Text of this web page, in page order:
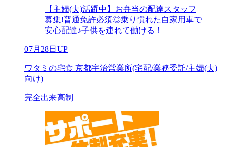
【主婦(夫)活躍中】お弁当の配達スタッフ
募集!普通免許必須◎乗り慣れた自家用車で
安心配達♪子供を連れて働ける！
07月28日UP
ワタミの宅食 京都宇治営業所(宅配/業務委託/主婦(夫)
向け)
完全出来高制